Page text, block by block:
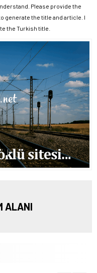
Please provide the
generate the title and article. I
the Turkish title.
ALANI